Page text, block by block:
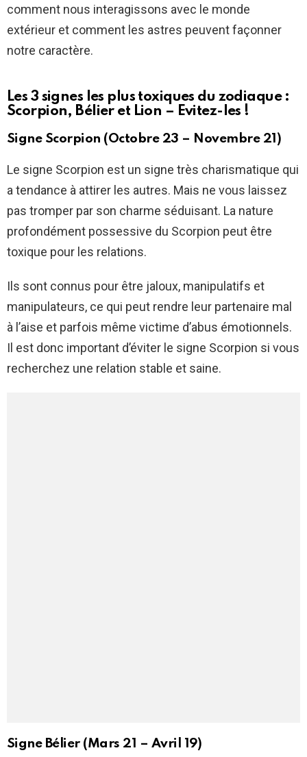
comment nous interagissons avec le monde
extérieur et comment les astres peuvent façonner
notre caractère.
Les 3 signes les plus toxiques du zodiaque :
Scorpion, Bélier et Lion – Evitez-les !
Signe Scorpion (Octobre 23 – Novembre 21)
Le signe Scorpion est un signe très charismatique qui
a tendance à attirer les autres. Mais ne vous laissez
pas tromper par son charme séduisant. La nature
profondément possessive du Scorpion peut être
toxique pour les relations.
Ils sont connus pour être jaloux, manipulatifs et
manipulateurs, ce qui peut rendre leur partenaire mal
à l’aise et parfois même victime d’abus émotionnels.
Il est donc important d’éviter le signe Scorpion si vous
recherchez une relation stable et saine.
Signe Bélier (Mars 21 – Avril 19)